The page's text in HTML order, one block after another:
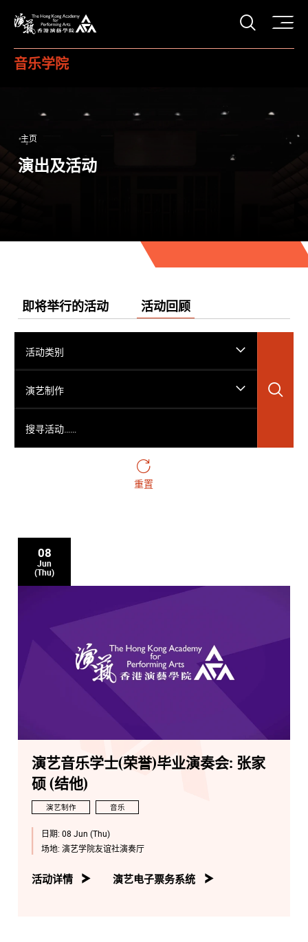
打开
音乐学院
主页
演出及活动
即将举行的活动 活动回顾
活动类别
演艺制作
重置
08
Jun
(Thu)
演艺音乐学士(荣誉)毕业演奏会: 张家
硕 (结他)
演艺制作 音乐
日期: 08 Jun (Thu)
场地: 演艺学院友谊社演奏厅
活动详情 演艺电子票务系统